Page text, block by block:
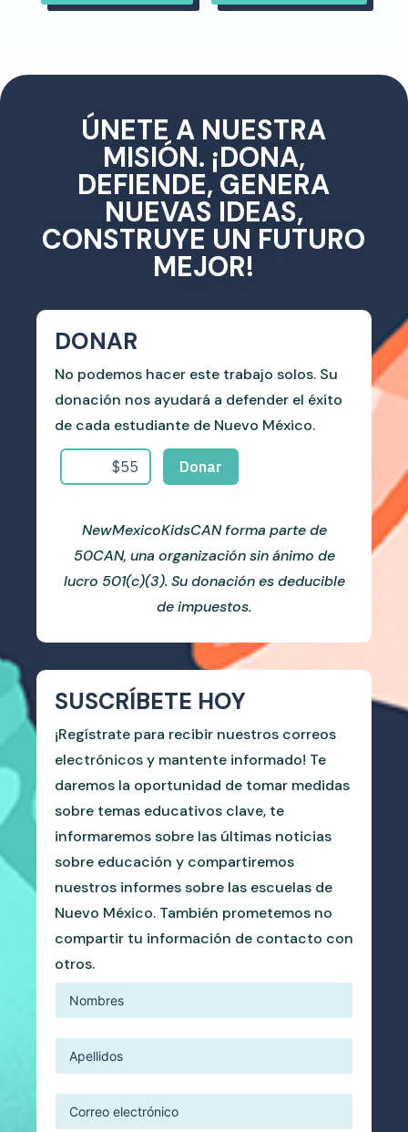
ÚNETE A NUESTRA
MISIÓN. ¡DONA,
DEFIENDE, GENERA
NUEVAS IDEAS,
CONSTRUYE UN FUTURO
MEJOR!
DONAR
No podemos hacer este trabajo solos. Su
donación nos ayudará a defender el éxito
de cada estudiante de Nuevo México.
NewMexicoKidsCAN forma parte de
50CAN, una organización sin ánimo de
lucro 501(c)(3). Su donación es deducible
de impuestos.
SUSCRÍBETE HOY
¡Regístrate para recibir nuestros correos
electrónicos y mantente informado! Te
daremos la oportunidad de tomar medidas
sobre temas educativos clave, te
informaremos sobre las últimas noticias
sobre educación y compartiremos
nuestros informes sobre las escuelas de
Nuevo México. También prometemos no
compartir tu información de contacto con
otros.